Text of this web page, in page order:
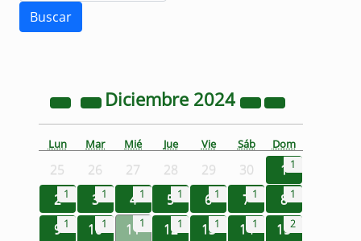
Diciembre 2024
Lun Mar Mié Jue Vie Sáb Dom
25 26 27 28 29 30 1 1
2 1 3 1 4 1 5 1 6 1 7 1 8 1
9 1 101 111 121 131 141 152